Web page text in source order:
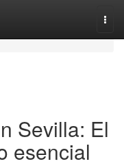
Sevilla: El
esencial